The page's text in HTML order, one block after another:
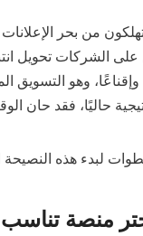
من بحر
على الشركات تحويل
وهو التسويق
حاليًا، فقد حان
لبدء هذه النصيحة